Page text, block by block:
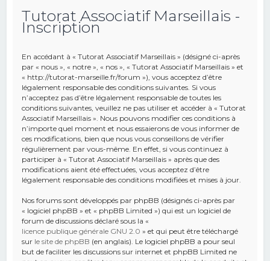
Tutorat Associatif Marseillais -
Inscription
En accédant à « Tutorat Associatif Marseillais » (désigné ci-après
par « nous », « notre », « nos », « Tutorat Associatif Marseillais » et
« http://tutorat-marseille.fr/forum »), vous acceptez d’être
légalement responsable des conditions suivantes. Si vous
n’acceptez pas d’être légalement responsable de toutes les
conditions suivantes, veuillez ne pas utiliser et accéder à « Tutorat
Associatif Marseillais ». Nous pouvons modifier ces conditions à
n’importe quel moment et nous essaierons de vous informer de
ces modifications, bien que nous vous conseillons de vérifier
régulièrement par vous-même. En effet, si vous continuez à
participer à « Tutorat Associatif Marseillais » après que des
modifications aient été effectuées, vous acceptez d’être
légalement responsable des conditions modifiées et mises à jour.
Nos forums sont développés par phpBB (désignés ci-après par
« logiciel phpBB » et « phpBB Limited ») qui est un logiciel de
forum de discussions déclaré sous la «
licence publique générale GNU 2.0 » et qui peut être téléchargé
sur le site de phpBB (en anglais). Le logiciel phpBB a pour seul
but de faciliter les discussions sur internet et phpBB Limited ne